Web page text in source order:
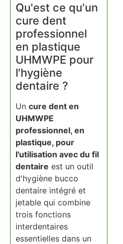
Qu'est ce qu'un
cure dent
professionnel
en plastique
UHMWPE pour
l'hygiène
dentaire ?
Un cure dent en
UHMWPE
professionnel, en
plastique, pour
l'utilisation avec du fil
dentaire est un outil
d'hygiène bucco
dentaire intégré et
jetable qui combine
trois fonctions
interdentaires
essentielles dans un